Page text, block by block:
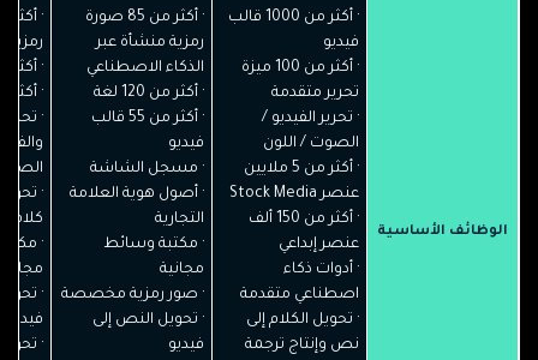
الوظائف الأساسية
· أكثر من 1000 قالب
فيديو
· أكثر من 100 ميزة
تحرير متقدمة
· تحرير الفيديو /
الصوت / اللون
· أكثر من 5 ملايين
عنصر Stock Media
· أكثر من 150 ألف
عنصر إبداعي
· أدوات ذكاء
اصطناعي متقدمة
· تحويل الكلام إلى
نص وإنتاج ترجمة
· أكثر من 85 صورة
رمزية منشأة عبر
الذكاء الاصطناعي
· أكثر من 120 لغة
· أكثر من 55 قالب
فيديو
· مسجل الشاشة
· أصول هوية العلامة
التجارية
· مكتبة وسائط
مجانية
· صور رمزية مخصصة
· تحويل النص إلى
فيديو
رمزية
· أكثر من
· أكثر من 10
·
·
كلام
·
·
فيديو
·